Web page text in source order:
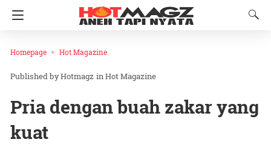
Homepage Hot Magazine
Hotmagz inHot Magazine
Pria dengan buah zakar yang
kuat